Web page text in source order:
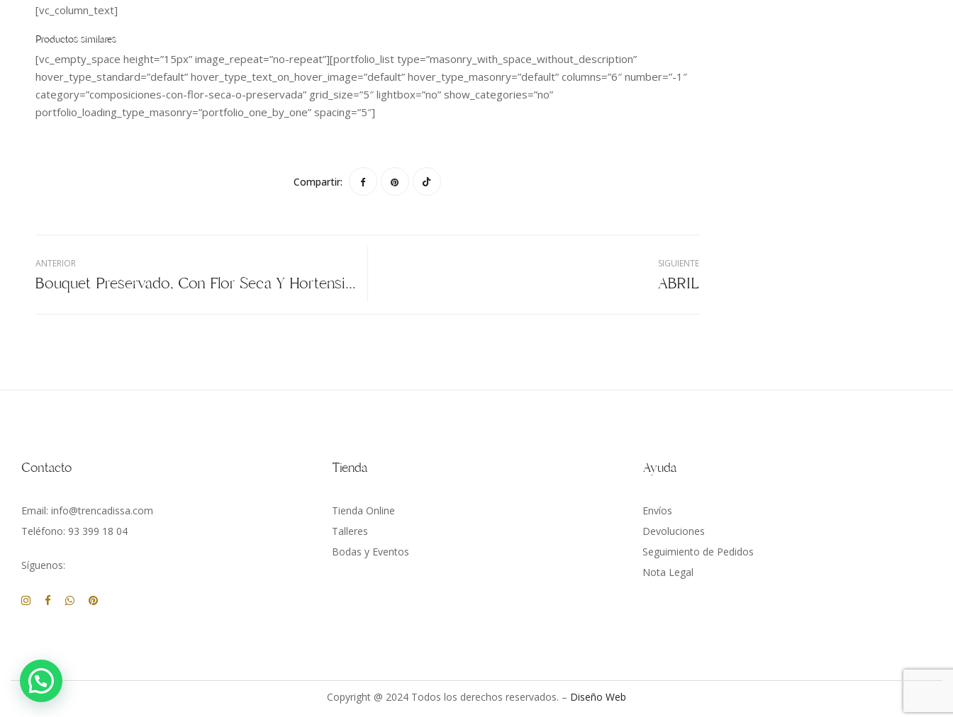
[vc_column_text]
Productos similares
[vc_empty_space height=”15px” image_repeat=”no-repeat”][portfolio_list type=”masonry_with_space_without_description”
hover_type_standard=”default” hover_type_text_on_hover_image=”default” hover_type_masonry=”default” columns=”6″ number=”-1″
category=”composiciones-con-flor-seca-o-preservada” grid_size=”5″ lightbox=”no” show_categories=”no”
portfolio_loading_type_masonry=”portfolio_one_by_one” spacing=”5″]
Compartir:
ANTERIOR
Bouquet Preservado, Con Flor Seca Y Hortensia Preservada, En Tonos Lilas, Rosas Y Blancos
SIGUIENTE
ABRIL
Contacto
Email: info@trencadissa.com
Teléfono: 93 399 18 04
Síguenos:
Tienda
Tienda Online
Talleres
Bodas y Eventos
Ayuda
Envíos
Devoluciones
Seguimiento de Pedidos
Nota Legal
Copyright @ 2024 Todos los derechos reservados. – Diseño Web